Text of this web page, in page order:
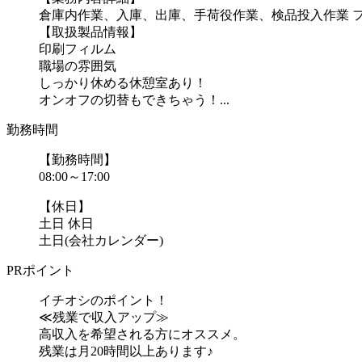
倉庫内作業、入庫、出庫、手荷役作業、検品投入作業
【取扱製品情報】
印刷フィルム
職場の雰囲気
しっかり休める休憩室あり！
オンオフの切替もできちゃう！...
勤務時間
【勤務時間】
08:00～17:00
【休日】
土日 休日
土日(会社カレンダー)
PRポイント
イチオシのポイント！
≪残業で収入アップ≫
高収入を希望される方にオススメ。
残業は月20時間以上あります♪